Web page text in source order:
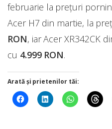
februarie la prețuri
Acer H7 din martie, la
RON, iar Acer XR342CK
cu 4.999 RON.
Arată și prietenilor tăi: